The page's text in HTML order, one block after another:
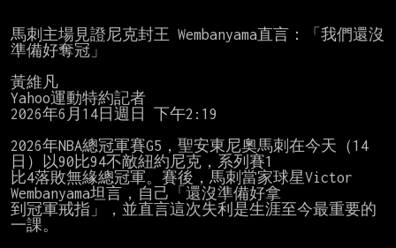
馬刺主場見證尼克封王 Wembanyama直言：「我們還沒
準備好奪冠」
黃維凡
Yahoo運動特約記者
2026年6月14日週日 下午2:19
2026年NBA總冠軍賽G5，聖安東尼奧馬刺在今天（14
日）以90比94不敵紐約尼克，系列賽1
比4落敗無緣總冠軍。賽後，馬刺當家球星Victor
Wembanyama坦言，自己「還沒準備好拿
到冠軍戒指」，並直言這次失利是生涯至今最重要的
一課。